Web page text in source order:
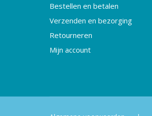
Bestellen en betalen
Verzenden en bezorging
Retourneren
Mijn account